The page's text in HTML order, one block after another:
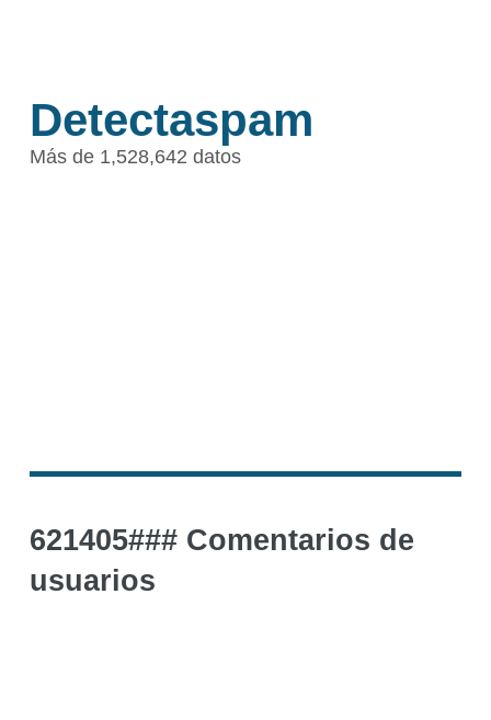
Detectaspam
Más de 1,528,642 datos
621405### Comentarios de
usuarios